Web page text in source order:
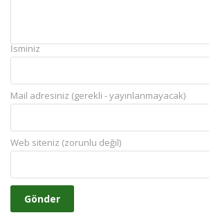
İsminiz
Mail adresiniz (gerekli - yayınlanmayacak)
Web siteniz (zorunlu değil)